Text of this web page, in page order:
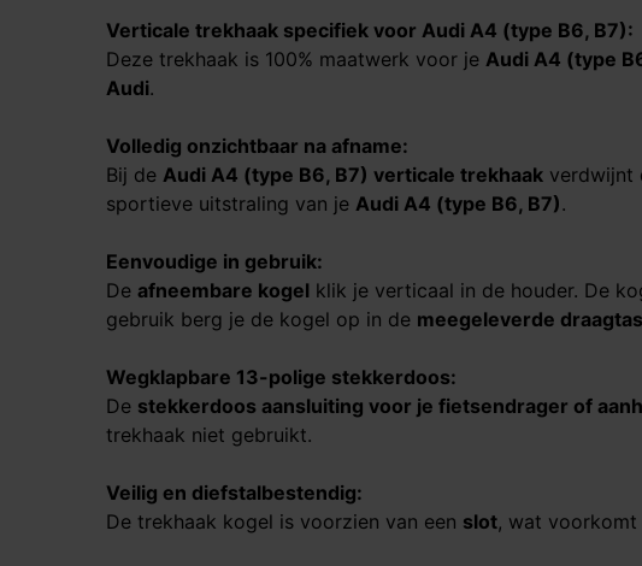
Verticale trekhaak specifiek voor Audi A4 (type B6, B7):
Deze trekhaak is 100% maatwerk voor je Audi A4 (type
Audi.
Volledig onzichtbaar na afname:
Bij de Audi A4 (type B6, B7) verticale trekhaak verdwijnt
sportieve uitstraling van je Audi A4 (type B6, B7).
Eenvoudige in gebruik:
De afneembare kogel klik je verticaal in de houder. De
gebruik berg je de kogel op in de meegeleverde draagtas
Wegklapbare 13-polige stekkerdoos:
De stekkerdoos aansluiting voor je fietsendrager of
trekhaak niet gebruikt.
Veilig en diefstalbestendig:
De trekhaak kogel is voorzien van een slot, wat voorkomt